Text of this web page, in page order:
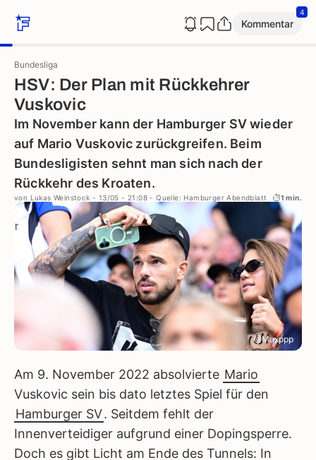
Kommentar
4
Bundesliga
HSV: Der Plan mit Rückkehrer
Vuskovic
Im November kann der Hamburger SV wieder
auf Mario Vuskovic zurückgreifen. Beim
Bundesligisten sehnt man sich nach der
Rückkehr des Kroaten.
von Lukas Weinstock - 13/05 - 21:08 - Quelle: Hamburger Abendblatt 1 min.
@Maxppp
Am 9. November 2022 absolvierte Mario
Vuskovic sein bis dato letztes Spiel für den
Hamburger SV. Seitdem fehlt der
Innenverteidiger aufgrund einer Dopingsperre.
Doch es gibt Licht am Ende des Tunnels: In